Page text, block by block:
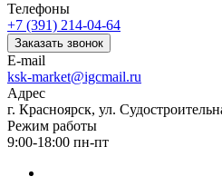
Телефоны
+7 (391) 214-04-64
Заказать звонок
E-mail
ksk-market@igcmail.ru
Адрес
г. Красноярск, ул.
Режим работы
9:00-18:00 пн-пт